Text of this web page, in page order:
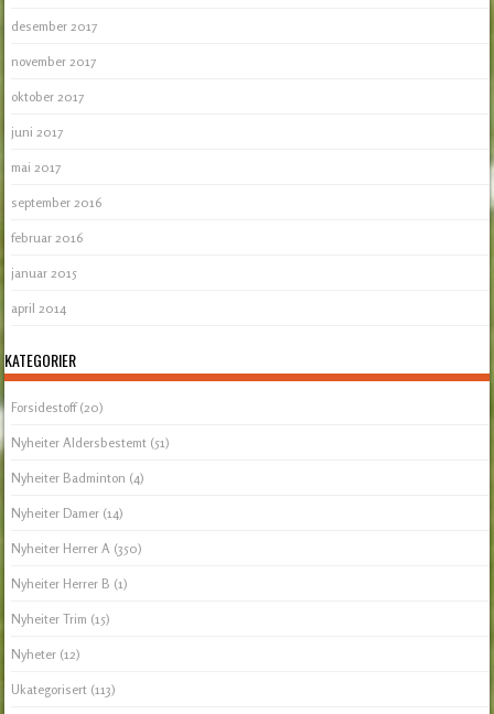
desember 2017
november 2017
oktober 2017
juni 2017
mai 2017
september 2016
februar 2016
januar 2015
april 2014
KATEGORIER
Forsidestoff(20)
Nyheiter Aldersbestemt (51)
Nyheiter Badminton (4)
Nyheiter Damer (14)
Nyheiter Herrer A (350)
Nyheiter Herrer B (1)
Nyheiter Trim (15)
Nyheter (12)
Ukategorisert (113)